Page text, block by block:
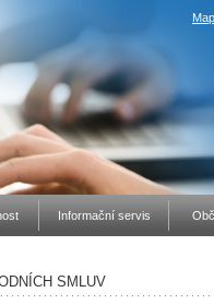
Informační servis
SMLUV